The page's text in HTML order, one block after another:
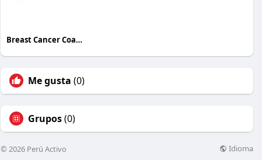
Breast Cancer Coach
Me gusta (0)
Grupos(0)
© 2026 Perú Activo Idioma